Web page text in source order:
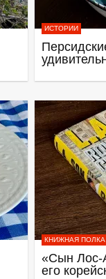
ИСТОРИИ
КНИЖНАЯ ПОЛКА
«Сын Лос-
его